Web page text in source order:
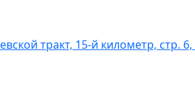
тракт, 15-й километр, стр.